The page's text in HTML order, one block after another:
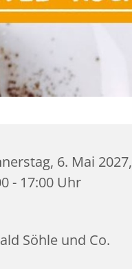
6. Mai 2027,
- 17:00 Uhr
Söhle und Co.